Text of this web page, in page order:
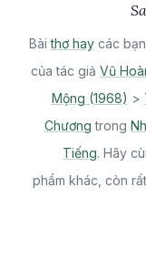
Bàithơ haycác bạn
của tác giả Vũ
Mộng (1968) >
Chương trong
Tiếng. Hãy
phẩm khác, còn